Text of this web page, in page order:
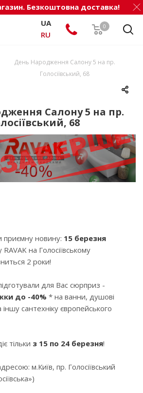
Безкоштовна доставка!
0
UA
RU
День Народження Салону 5 на пр.
Голосіївський, 68
Салону 5 на пр.
68
приємну новину: 15 березня
на Голосіївському
2 роки!
для Вас сюрприз -
до -40% * на ванни, душові
іншу сантехніку європейського
тільки з 15 по 24 березня!
м.Київ, пр. Голосіївський